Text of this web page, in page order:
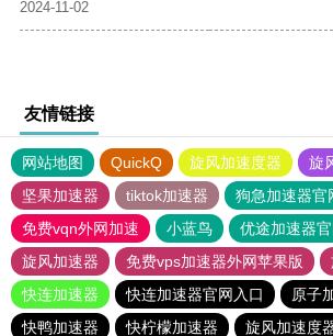
2024-11-02
友情链接
网站地图 QuickQ 旋风加速度器
旋
坚果加速器
tiktok加速器
狗急加速器官
免费vqn外网加速
小蓝鸟 优途加速器
旋风加速器
免费vps加速器外网苹果版
快连加速器
快连加速器官网入口
原子
快鸭加速器
快柠檬加速器 旋风加速度